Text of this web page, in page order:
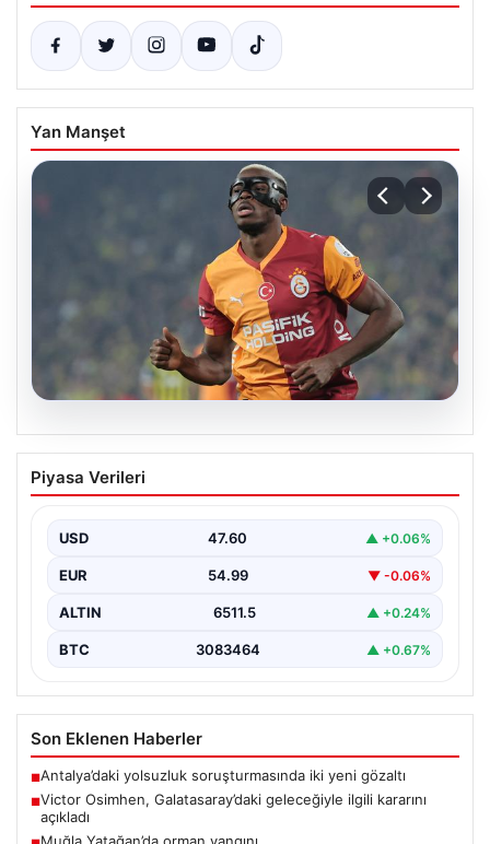
Yan Manşet
05.08.2026
Victor Osimhen, Galatasaray’daki
geleceğiyle ilgili kararını açıkladı
dönemde gösterdiği etkileyici performansla Avrupa'nın
önde gelen kulüplerinin…
Piyasa Verileri
USD 47.60 ▲ +0.06%
EUR 54.99 ▼ -0.06%
ALTIN 6511.5 ▲ +0.24%
BTC 3083464 ▲ +0.67%
Son Eklenen Haberler
■Antalya’daki yolsuzluk soruşturmasında iki yeni gözaltı
■Victor Osimhen, Galatasaray’daki geleceğiyle ilgili kararını
açıkladı